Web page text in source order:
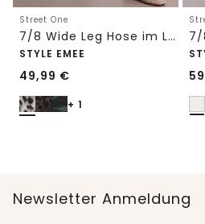
Street One
7/8 Wide Leg Hose im Loose Fit mit Print
STYLE EMEE
49,99 €
+ 1
Newsletter Anmeldung